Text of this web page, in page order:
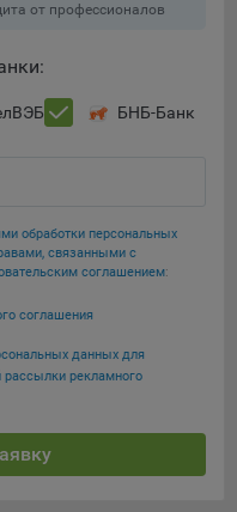
от профессионалов
БНБ-Банк
обработки персональных
связанными с
соглашением:
соглашения
данных для
рассылки рекламного